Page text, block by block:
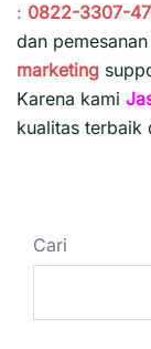
: 0822-3307-
dan
marketing
Karena kami
kualitas terbaik
Cari